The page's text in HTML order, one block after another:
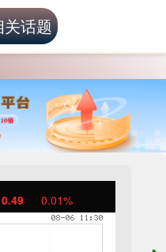
0.49 0.01%
话题